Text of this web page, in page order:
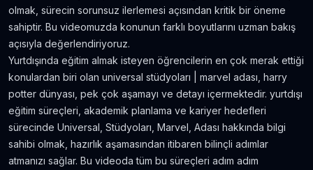
Avustralya’da Çekilmiş 7 Efsane Film
6.403gör.neredeyse 11 yıl önce
Film ve Dizi İzleyerek İngilizce Öğrenmek
İsteyenlere Tavsiyeler
Amerika'da Teknoloji Alışverişi ve Elektronik
Eşya Fiyatları
5.636gör.neredeyse 9 yıl önce
olmak, sürecin sorunsuz ilerlemesi açısından kritik bir öneme
sahiptir. Bu videomuzda konunun farklı boyutlarını uzman bakış
açısıyla değerlendiriyoruz.
Yurtdışında eğitim almak isteyen öğrencilerin en çok merak ettiği
konulardan biri olan universal stüdyoları | marvel adası, harry
potter dünyası, pek çok aşamayı ve detayı içermektedir. yurtdışı
eğitim süreçleri, akademik planlama ve kariyer hedefleri
sürecinde Universal, Stüdyoları, Marvel, Adası hakkında bilgi
sahibi olmak, hazırlık aşamasından itibaren bilinçli adımlar
atmanızı sağlar. Bu videoda tüm bu süreçleri adım adım